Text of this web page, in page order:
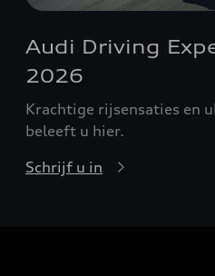
Audi Driving
2026
Krachtige rijsensaties en
beleeft u hier.
Schrijf u in